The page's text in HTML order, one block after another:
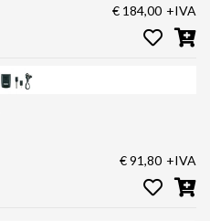
€ 184,00 +IVA
€ 91,80 +IVA